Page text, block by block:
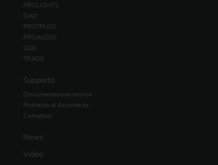
PROLIGHTS
DAD
PROTRUSS
PROAUDIO
GDE
TRADE
Supporto
Documentazione tecnica
Richiesta di Assistenza
Contattaci
News
Video